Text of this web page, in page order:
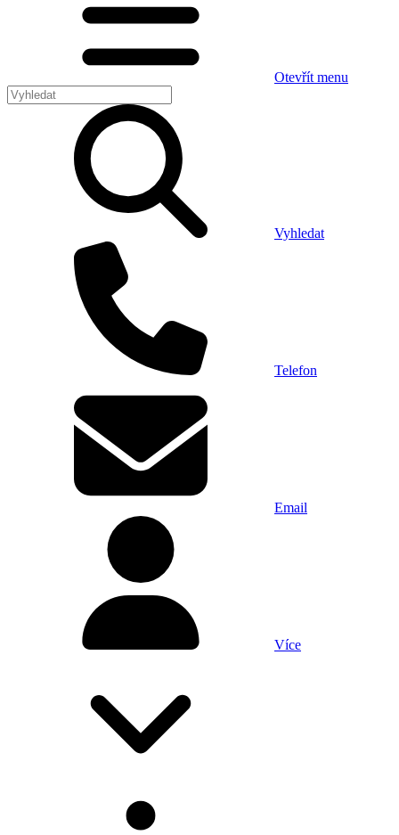
Otevřít menu
Vyhledat
Telefon
Email
Více